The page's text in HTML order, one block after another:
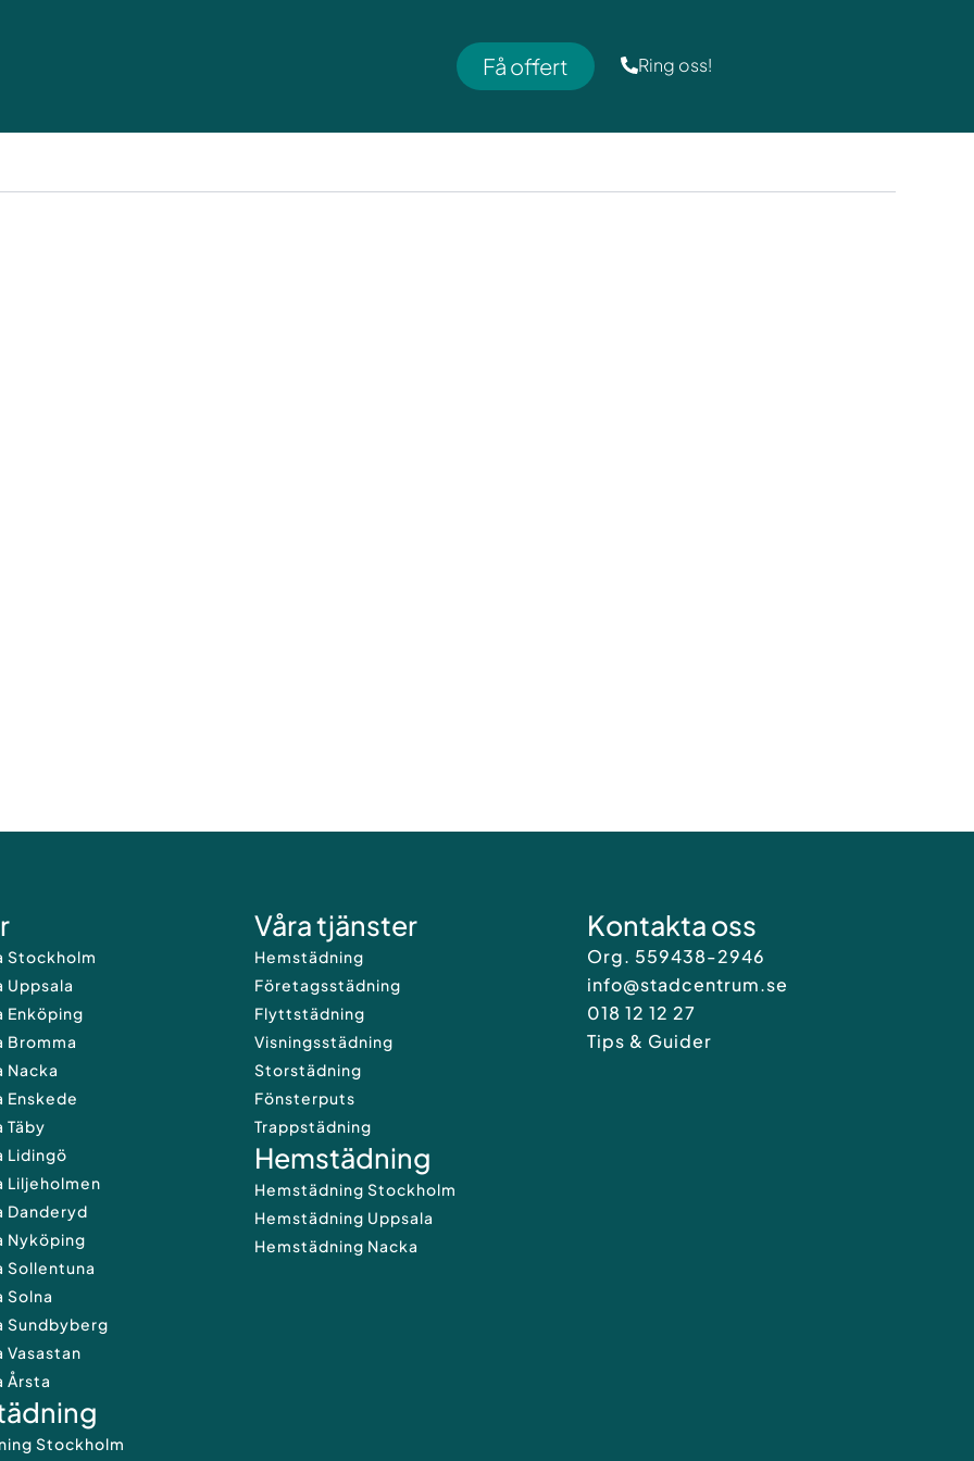
Få offert Ring oss!
Stockholm
Uppsala
Enköping
Bromma
Nacka
Enskede
Täby
Lidingö
Liljeholmen
Danderyd
Nyköping
Sollentuna
Solna
Sundbyberg
Årsta
Stockholm
Våra tjänster
Hemstädning
Företagsstädning
Flyttstädning
Visningsstädning
Storstädning
Fönsterputs
Trappstädning
Hemstädning
Hemstädning Stockholm
Hemstädning Uppsala
Hemstädning Nacka
Kontakta oss
Org. 559438-2946
info@stadcentrum.se
018 12 12 27
Tips & Guider